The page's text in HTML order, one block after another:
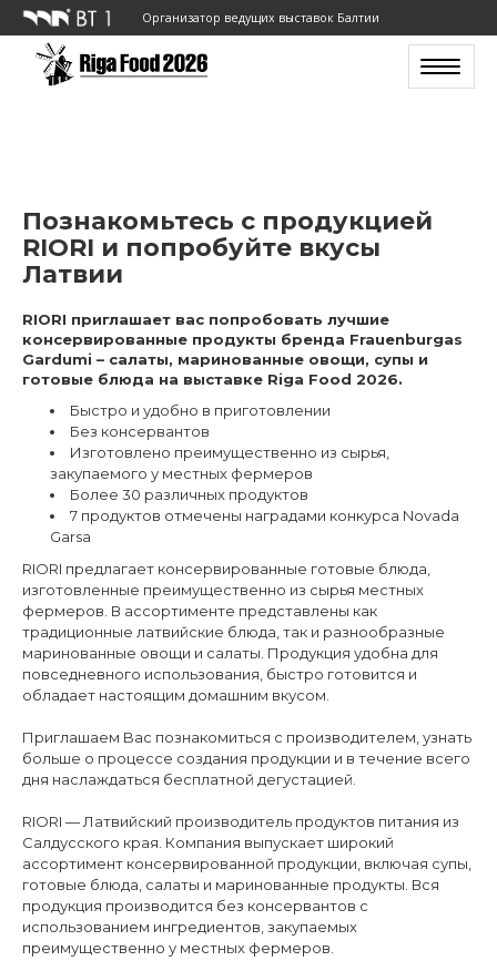
Организатор ведущих выставок Балтии
Toggle
Познакомьтесь с продукцией
RIORI и попробуйте вкусы
Латвии
RIORI приглашает вас попробовать лучшие
консервированные продукты бренда Frauenburgas
Gardumi – салаты, маринованные овощи, супы и
готовые блюда на выставке Riga Food 2026.
Быстро и удобно в приготовлении
Без консервантов
Изготовлено преимущественно из сырья,
закупаемого у местных фермеров
Более 30 различных продуктов
7 продуктов отмечены наградами конкурса Novada
Garsa
RIORI предлагает консервированные готовые блюда,
изготовленные преимущественно из сырья местных
фермеров. В ассортименте представлены как
традиционные латвийские блюда, так и разнообразные
маринованные овощи и салаты. Продукция удобна для
повседневного использования, быстро готовится и
обладает настоящим домашним вкусом.
Приглашаем Bас познакомиться с производителем, узнать
больше о процессе создания продукции и в течение всего
дня наслаждаться бесплатной дегустацией.
RIORI — Латвийский производитель продуктов питания из
Салдусского края. Компания выпускает широкий
ассортимент консервированной продукции, включая супы,
готовые блюда, салаты и маринованные продукты. Вся
продукция производится без консервантов с
использованием ингредиентов, закупаемых
преимущественно у местных фермеров.